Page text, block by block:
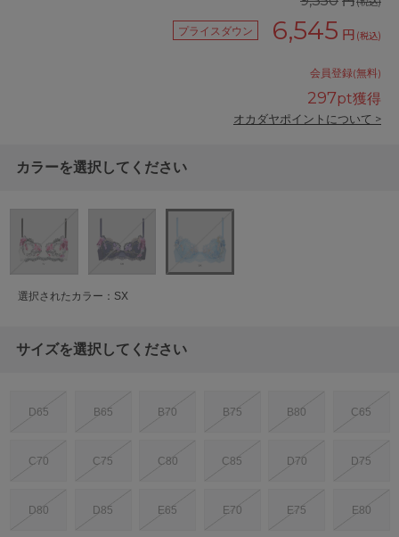
プライスダウン 6,545 円 (税込)
会員登録(無料)
297pt獲得
オカダヤポイントについて >
カラーを選択してください
選択されたカラー：SX
サイズを選択してください
D65 B65 B70 B75 B80 C65
C70 C75 C80 C85 D70 D75
D80 D85 E65 E70 E75 E80